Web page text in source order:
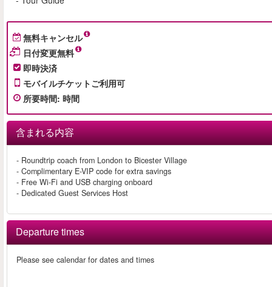
無料キャンセル
日付変更無料
即時決済
モバイルチケットご利用可
所要時間: 時間
含まれる内容
- Roundtrip coach from London to Bicester Village
- Complimentary E-VIP code for extra savings
- Free Wi-Fi and USB charging onboard
- Dedicated Guest Services Host
Departure times
Please see calendar for dates and times